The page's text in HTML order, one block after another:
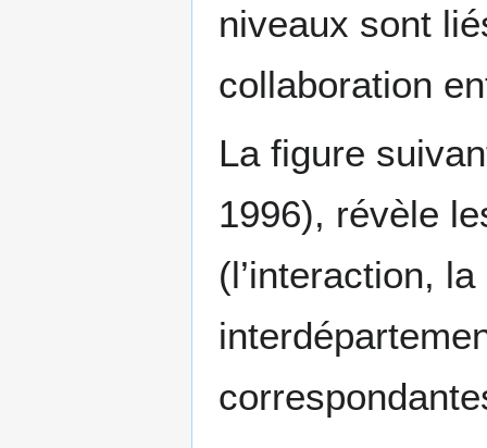
niveaux sont
collaboration
La figure
1996), révèle
(l’interaction,